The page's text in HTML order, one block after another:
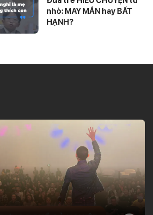
nhỏ: MAY MẮN hay BẤT
HẠNH?